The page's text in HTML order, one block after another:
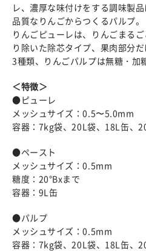
レ、濃厚な味付けをする調味製
品質なりんごからつくるパルプ。
りんごピューレは、りんごまる
り除いた除芯タイプ、果肉部分
3種類、りんごパルプは無糖・加
＜特徴＞
●ピューレ
メッシュサイズ：0.5〜5.0mm
容器：7kg袋、20L袋、18L缶、
●ペースト
メッシュサイズ：0.5mm
糖度：20°Bxまで
容器：9L缶
●パルプ
メッシュサイズ：0.5mm
容器：7kg袋、20L袋、18L缶、